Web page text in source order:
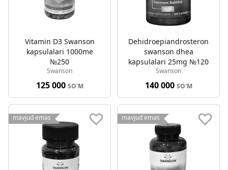
Vitamin D3 Swanson
kapsulalari 1000me
№250
Swanson
125 000 SO'M
Dehidroepiandrosteron
swanson dhea
kapsulalari 25mg №120
Swanson
140 000 SO'M
mavjud emas mavjud emas